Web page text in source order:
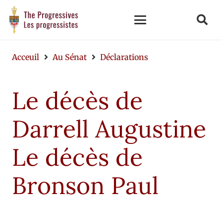
Acceuil Au Sénat Déclarations
Le décès de
Darrell Augustine
Le décès de
Bronson Paul